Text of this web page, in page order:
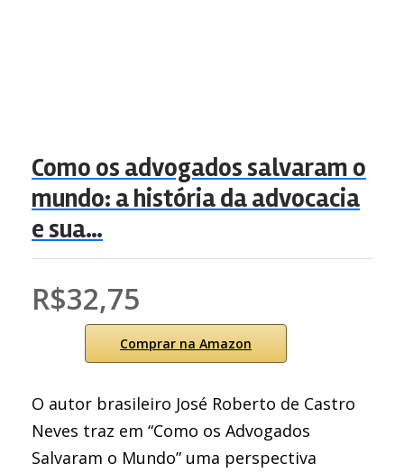
Como os advogados salvaram o
mundo: a história da advocacia
e sua…
R$32,75
Comprar na Amazon
O autor brasileiro José Roberto de Castro
Neves traz em “Como os Advogados
Salvaram o Mundo” uma perspectiva